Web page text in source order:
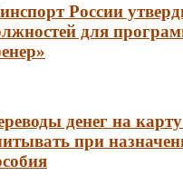
России
для
денег на
при